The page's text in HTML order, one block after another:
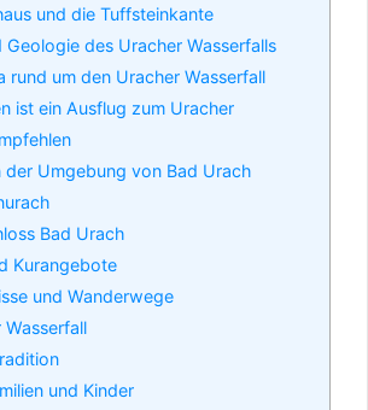
und die Tuffsteinkante
Geologie des Uracher Wasserfalls
rund um den Uracher Wasserfall
ist ein Ausflug zum Uracher
der Umgebung von Bad Urach
Bad Urach
Kurangebote
und Wanderwege
Wasserfall
und Kinder